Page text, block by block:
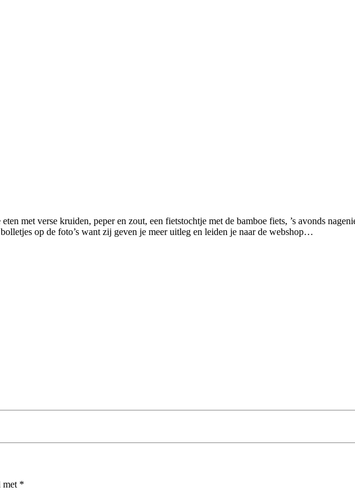
met verse kruiden, peper en zout, een fietstochtje met de bamboe fiets, ’s avonds
op de foto’s want zij geven je meer uitleg en leiden je naar de webshop…
met *